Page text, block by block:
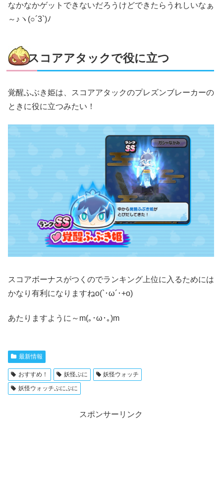
なかなかゲットできないだろうけどできたらうれしいなぁ
～♪ヽ(○´3`)ﾉ
スコアアタックで役に立つ
覚醒ふぶき姫は、スコアアタックのプレズンブレーカーの
ときに役に立つみたい！
スコアボーナスがつくのでランキング上位に入るためには
かなり有利になりますねo(`･ω´･+o)
あたりますように～m(｡･ω･｡)m
最新情報
おすすめ！ 妖怪ぷに
妖怪ウォッチ
妖怪ウォッチぷにぷに
スポンサーリンク